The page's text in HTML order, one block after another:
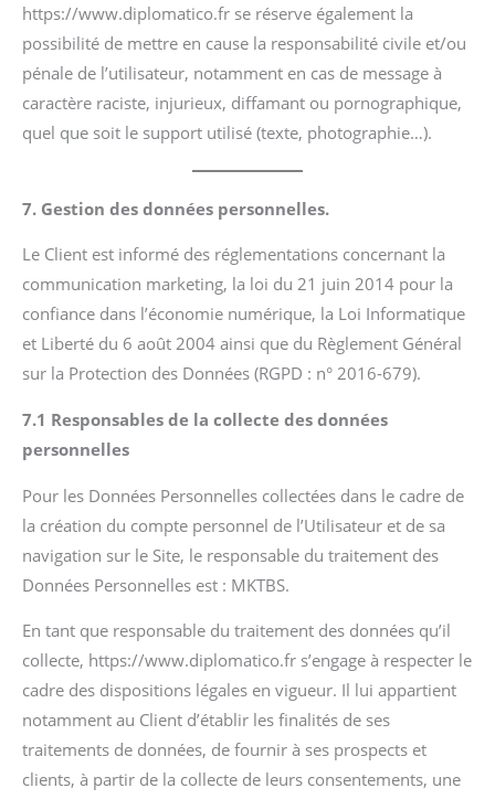
https://www.diplomatico.fr se réserve également la
possibilité de mettre en cause la responsabilité civile et/ou
pénale de l’utilisateur, notamment en cas de message à
caractère raciste, injurieux, diffamant ou pornographique,
quel que soit le support utilisé (texte, photographie…).
7. Gestion des données personnelles.
Le Client est informé des réglementations concernant la
communication marketing, la loi du 21 juin 2014 pour la
confiance dans l’économie numérique, la Loi Informatique
et Liberté du 6 août 2004 ainsi que du Règlement Général
sur la Protection des Données (RGPD : n° 2016-679).
7.1 Responsables de la collecte des données
personnelles
Pour les Données Personnelles collectées dans le cadre de
la création du compte personnel de l’Utilisateur et de sa
navigation sur le Site, le responsable du traitement des
Données Personnelles est : MKTBS.
En tant que responsable du traitement des données qu’il
collecte, https://www.diplomatico.fr s’engage à respecter le
cadre des dispositions légales en vigueur. Il lui appartient
notamment au Client d’établir les finalités de ses
traitements de données, de fournir à ses prospects et
clients, à partir de la collecte de leurs consentements, une